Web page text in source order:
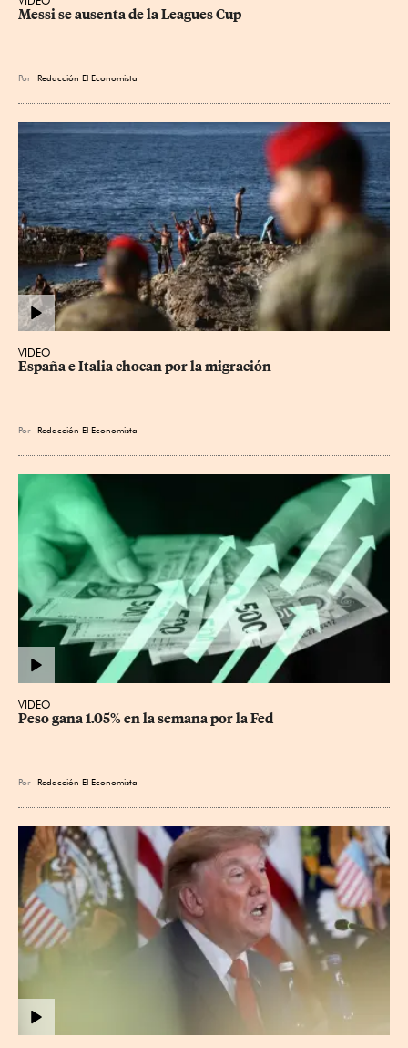
Messi se ausenta de la Leagues Cup
Por Redacción El Economista
VIDEO
España e Italia chocan por la migración
Por Redacción El Economista
VIDEO
Peso gana 1.05% en la semana por la Fed
Por Redacción El Economista